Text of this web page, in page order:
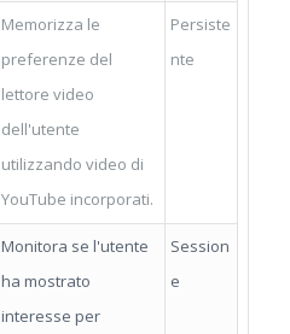
Memorizza le
preferenze del
lettore video
dell'utente
utilizzando video di
YouTube incorporati.
Persiste
nte
Monitora se l'utente
ha mostrato
interesse per
Session
e